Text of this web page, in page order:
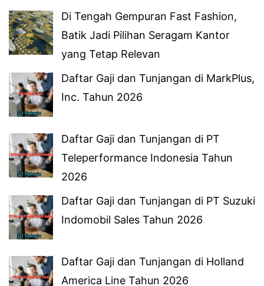
Di Tengah Gempuran Fast Fashion,
Batik Jadi Pilihan Seragam Kantor
yang Tetap Relevan
Daftar Gaji dan Tunjangan di MarkPlus,
Inc. Tahun 2026
Daftar Gaji dan Tunjangan di PT
Teleperformance Indonesia Tahun
2026
Daftar Gaji dan Tunjangan di PT Suzuki
Indomobil Sales Tahun 2026
Daftar Gaji dan Tunjangan di Holland
America Line Tahun 2026